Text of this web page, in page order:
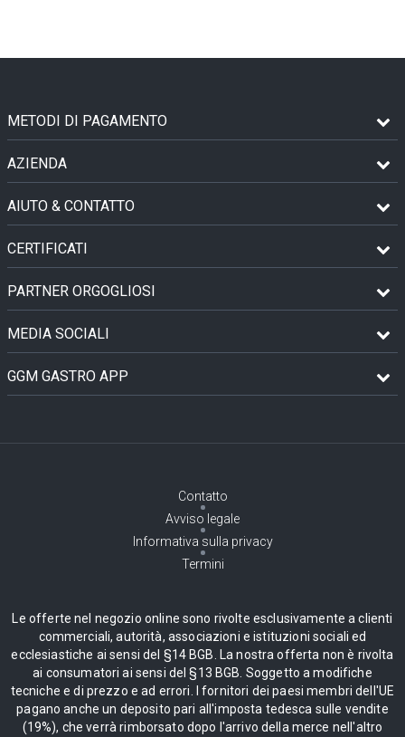
METODI DI PAGAMENTO
AZIENDA
AIUTO & CONTATTO
CERTIFICATI
PARTNER ORGOGLIOSI
MEDIA SOCIALI
GGM GASTRO APP
Contatto
Avviso legale
Informativa sulla privacy
Termini
Le offerte nel negozio online sono rivolte esclusivamente a clienti
commerciali, autorità, associazioni e istituzioni sociali ed
ecclesiastiche ai sensi del §14 BGB. La nostra offerta non è rivolta
ai consumatori ai sensi del §13 BGB. Soggetto a modifiche
tecniche e di prezzo e ad errori. I fornitori dei paesi membri dell'UE
pagano anche un deposito pari all'imposta tedesca sulle vendite
(19%), che verrà rimborsato dopo l'arrivo della merce nell'altro